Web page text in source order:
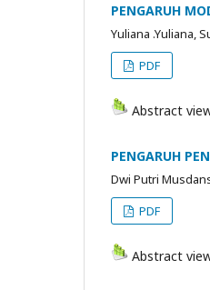
PENGARUH
Yuliana .Yuliana,
PDF
Abstract
PENGARUH
Dwi Putri
PDF
Abstract